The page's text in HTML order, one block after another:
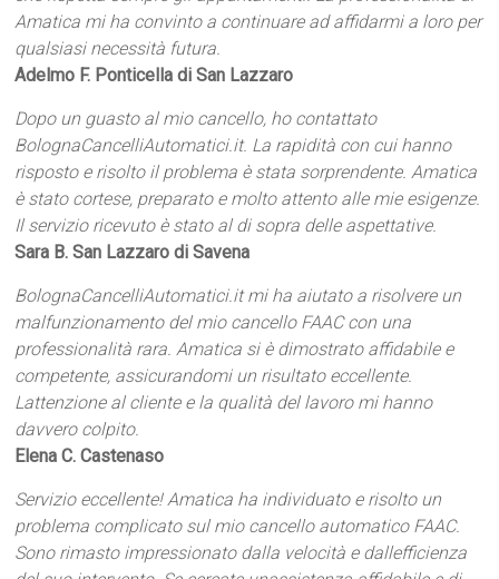
Amatica mi ha convinto a continuare ad affidarmi a loro per
qualsiasi necessità futura.
Adelmo F. Ponticella di San Lazzaro
Dopo un guasto al mio cancello, ho contattato
BolognaCancelliAutomatici.it. La rapidità con cui hanno
risposto e risolto il problema è stata sorprendente. Amatica
è stato cortese, preparato e molto attento alle mie esigenze.
Il servizio ricevuto è stato al di sopra delle aspettative.
Sara B. San Lazzaro di Savena
BolognaCancelliAutomatici.it mi ha aiutato a risolvere un
malfunzionamento del mio cancello FAAC con una
professionalità rara. Amatica si è dimostrato affidabile e
competente, assicurandomi un risultato eccellente.
Lattenzione al cliente e la qualità del lavoro mi hanno
davvero colpito.
Elena C. Castenaso
Servizio eccellente! Amatica ha individuato e risolto un
problema complicato sul mio cancello automatico FAAC.
Sono rimasto impressionato dalla velocità e dallefficienza